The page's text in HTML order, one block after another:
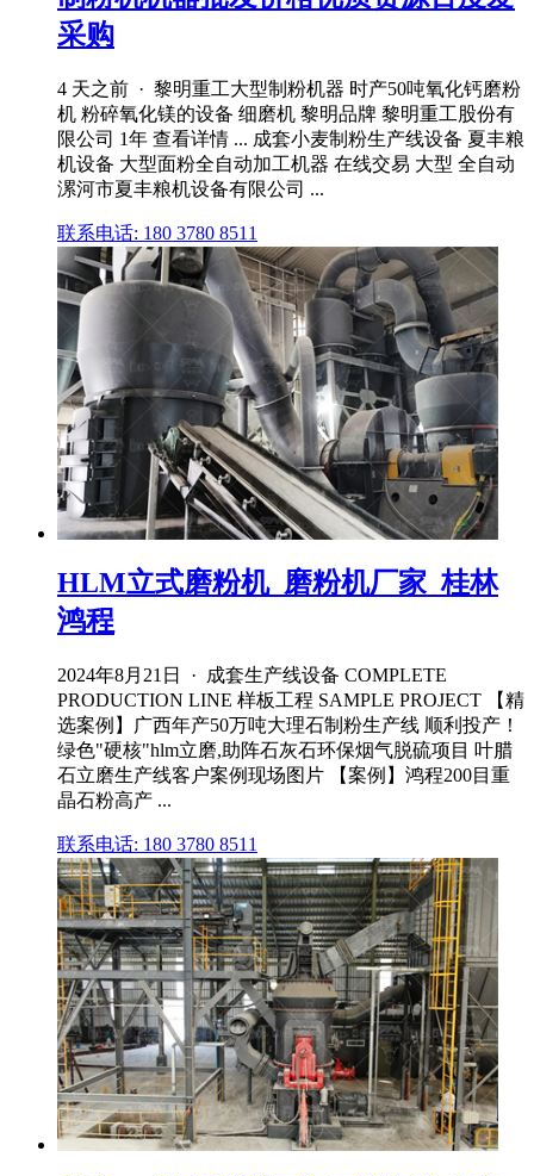
采购
4 天之前 · 黎明重工大型制粉机器 时产50吨氧化钙磨粉
机 粉碎氧化镁的设备 细磨机 黎明品牌 黎明重工股份有
限公司 1年 查看详情 ... 成套小麦制粉生产线设备 夏丰粮
机设备 大型面粉全自动加工机器 在线交易 大型 全自动
漯河市夏丰粮机设备有限公司 ...
联系电话: 180 3780 8511
HLM立式磨粉机_磨粉机厂家_桂林
鸿程
2024年8月21日 · 成套生产线设备 COMPLETE
PRODUCTION LINE 样板工程 SAMPLE PROJECT 【精
选案例】广西年产50万吨大理石制粉生产线 顺利投产！
绿色"硬核"hlm立磨,助阵石灰石环保烟气脱硫项目 叶腊
石立磨生产线客户案例现场图片 【案例】鸿程200目重
晶石粉高产 ...
联系电话: 180 3780 8511